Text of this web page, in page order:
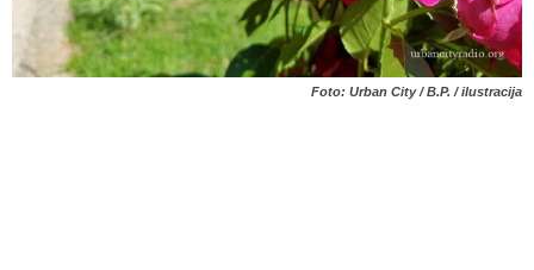
Foto: Urban City / B.P. / ilustracija